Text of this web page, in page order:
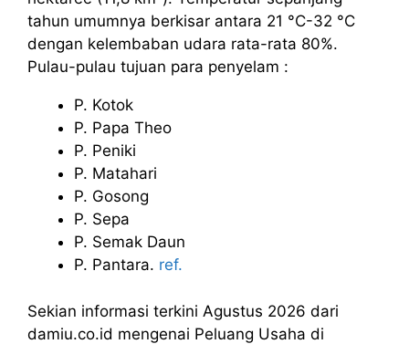
tahun umumnya berkisar antara 21 °C-32 °C
dengan kelembaban udara rata-rata 80%.
Pulau-pulau tujuan para penyelam :
P. Kotok
P. Papa Theo
P. Peniki
P. Matahari
P. Gosong
P. Sepa
P. Semak Daun
P. Pantara. ref.
Sekian informasi terkini Agustus 2026 dari
damiu.co.id mengenai Peluang Usaha di